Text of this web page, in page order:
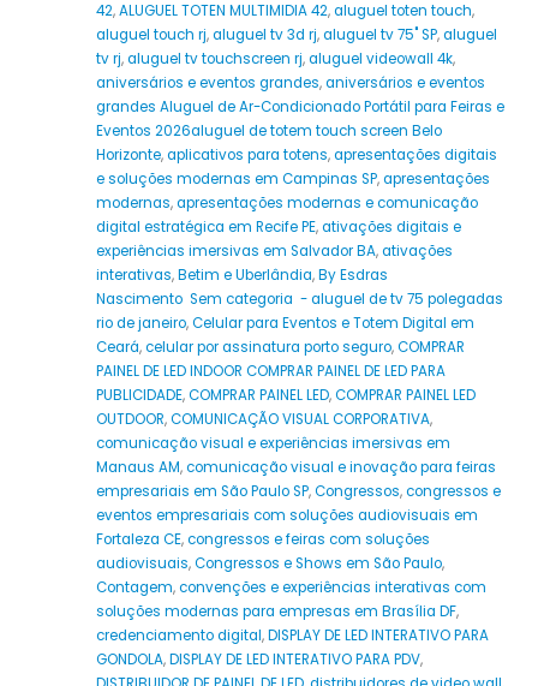
42,ALUGUEL TOTEN MULTIMIDIA 42,aluguel toten touch,
aluguel touch rj,aluguel tv 3d rj,aluguel tv 75" SP,aluguel
tv rj,aluguel tv touchscreen rj,aluguel videowall 4k,
aniversários e eventos grandes,aniversários e eventos
grandes Aluguel de Ar-Condicionado Portátil para Feiras e
Eventos 2026aluguel de totem touch screen Belo
Horizonte,aplicativos para totens,apresentações digitais
e soluções modernas em Campinas SP,apresentações
modernas,apresentações modernas e comunicação
digital estratégica em Recife PE,ativações digitais e
experiências imersivas em Salvador BA,ativações
interativas,Betim e Uberlândia,By Esdras
Nascimento Sem categoria - aluguel de tv 75 polegadas
rio de janeiro,Celular para Eventos e Totem Digital em
Ceará,celular por assinatura porto seguro,COMPRAR
PAINEL DE LED INDOOR COMPRAR PAINEL DE LED PARA
PUBLICIDADE,COMPRAR PAINEL LED,COMPRAR PAINEL LED
OUTDOOR,COMUNICAÇÃO VISUAL CORPORATIVA,
comunicação visual e experiências imersivas em
Manaus AM,comunicação visual e inovação para feiras
empresariais em São Paulo SP,Congressos,congressos e
eventos empresariais com soluções audiovisuais em
Fortaleza CE,congressos e feiras com soluções
audiovisuais,Congressos e Shows em São Paulo,
Contagem,convenções e experiências interativas com
soluções modernas para empresas em Brasília DF,
credenciamento digital,DISPLAY DE LED INTERATIVO PARA
GONDOLA,DISPLAY DE LED INTERATIVO PARA PDV,